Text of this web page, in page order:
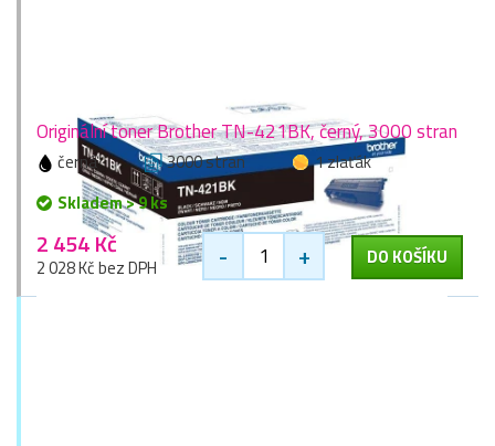
Originální toner Brother TN-421BK, černý, 3000 stran
černá 3000 stran
1 zlaťák
Skladem > 9 ks
2 454 Kč
2 028 Kč bez DPH - + DO KOŠÍKU